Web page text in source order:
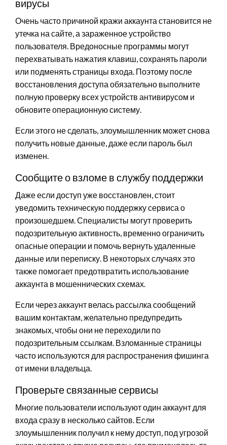
вирусы
Очень часто причиной кражи аккаунта становится не
утечка на сайте, а зараженное устройство
пользователя. Вредоносные программы могут
перехватывать нажатия клавиш, сохранять пароли
или подменять страницы входа. Поэтому после
восстановления доступа обязательно выполните
полную проверку всех устройств антивирусом и
обновите операционную систему.
Если этого не сделать, злоумышленник может снова
получить новые данные, даже если пароль был
изменен.
Сообщите о взломе в службу поддержки
Даже если доступ уже восстановлен, стоит
уведомить техническую поддержку сервиса о
произошедшем. Специалисты могут проверить
подозрительную активность, временно ограничить
опасные операции и помочь вернуть удаленные
данные или переписку. В некоторых случаях это
также помогает предотвратить использование
аккаунта в мошеннических схемах.
Если через аккаунт велась рассылка сообщений
вашим контактам, желательно предупредить
знакомых, чтобы они не переходили по
подозрительным ссылкам. Взломанные страницы
часто используются для распространения фишинга
от имени владельца.
Проверьте связанные сервисы
Многие пользователи используют один аккаунт для
входа сразу в несколько сайтов. Если
злоумышленник получил к нему доступ, под угрозой